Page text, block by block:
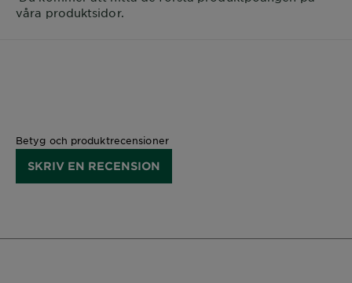
våra produktsidor.
Betyg och produktrecensioner
SKRIV EN RECENSION